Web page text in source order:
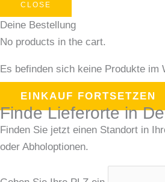
CLOSE
Deine Bestellung
No products in the cart.
Es befinden sich keine Produkte im
EINKAUF FORTSETZEN
Finde Lieferorte in
Finden Sie jetzt einen Standort in
oder Abholoptionen.